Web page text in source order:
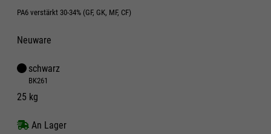
PA6 verstärkt 30-34% (GF, GK, MF, CF)
Neuware
schwarz
BK261
25 kg
An Lager